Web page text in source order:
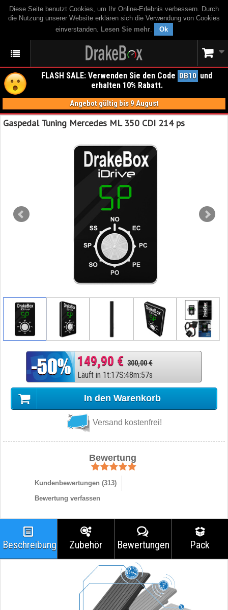
Diese Seite benutzt Cookies, um Ihr Online-Erlebnis verbessern. Durch
die Nutzung unserer Website erklären sich die Verwendung von Cookies
einverstanden. Lesen Sie mehr. Ok
FLASH SALE: Verwenden Sie den Code DB10 und
erhalten 10% Rabatt.
Angebot gültig bis 9 August
Gaspedal Tuning Mercedes ML 350 CDI 214 ps
149,90 € 300,00 €
Läuft in 1t:17S:48m:56s
In den Warenkorb
Versand kostenfrei!
Bewertung
Kundenbewertungen (313)
Bewertung verfassen
Beschreibung Zubehör Bewertungen Pack